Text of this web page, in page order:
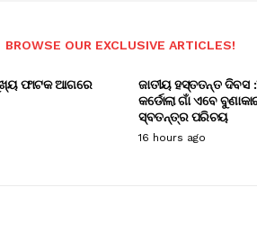
BROWSE OUR EXCLUSIVE ARTICLES!
ଫାଟକ ଆଗରେ
ଜାତୀୟ ହସ୍ତତନ୍ତ ଦିବସ
କର୍ଡୋଲା ଗାଁ ଏବେ
ସ୍ବତନ୍ତ୍ର ପରିଚୟ
16 hours ago